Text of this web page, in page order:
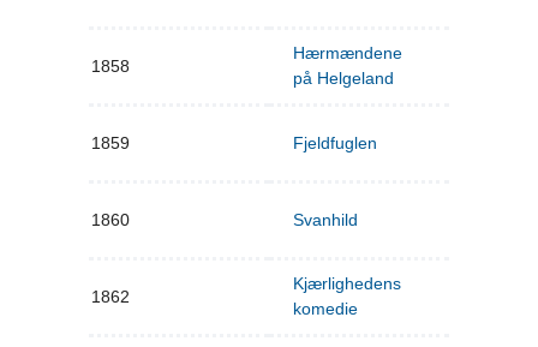
1858
Hærmændene
på Helgeland
1859 Fjeldfuglen
1860 Svanhild
1862
Kjærlighedens
komedie